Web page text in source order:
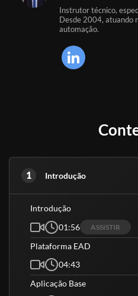
Instrutor técnico,
Desde 2004, atuando
automação.
1 Introdução
Introdução
01:56
ASSISTIR
Plataforma EAD
04:43
Aplicação Base